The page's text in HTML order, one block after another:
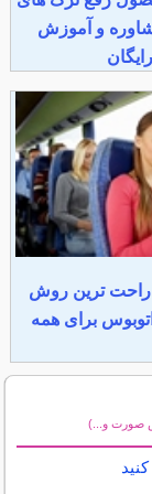
و آموزش
رایگان
و راحت ترین روش
برای همه
صورت و...)